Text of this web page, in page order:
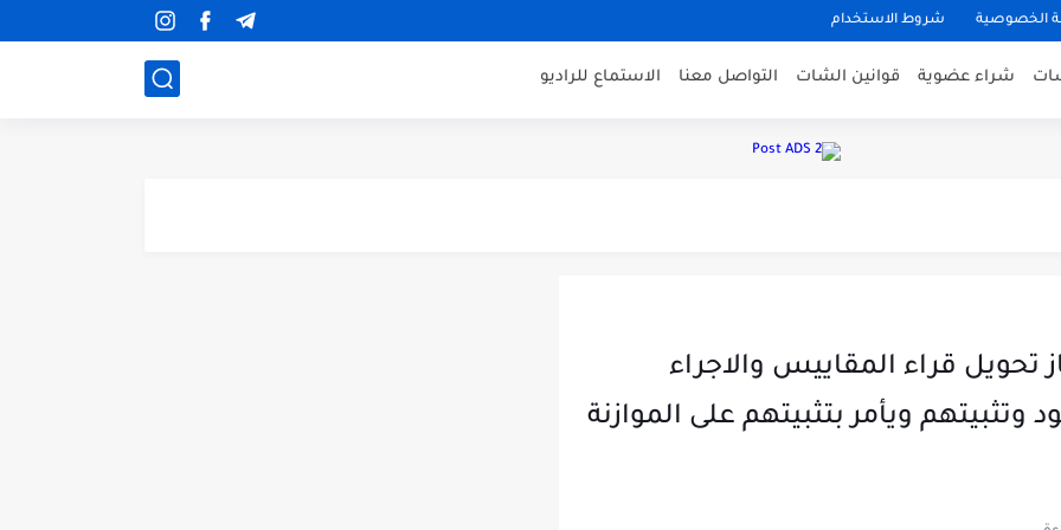
الخصوصية شروط الاستخدام
شراء عضوية قوانين الشات التواصل معنا الاستماع للراديو
الساخنه ، هل العاده...
تحويل قراء المقاييس والاجراء
وتثبيتهم ويأمر بتثبيتهم على الموازنة